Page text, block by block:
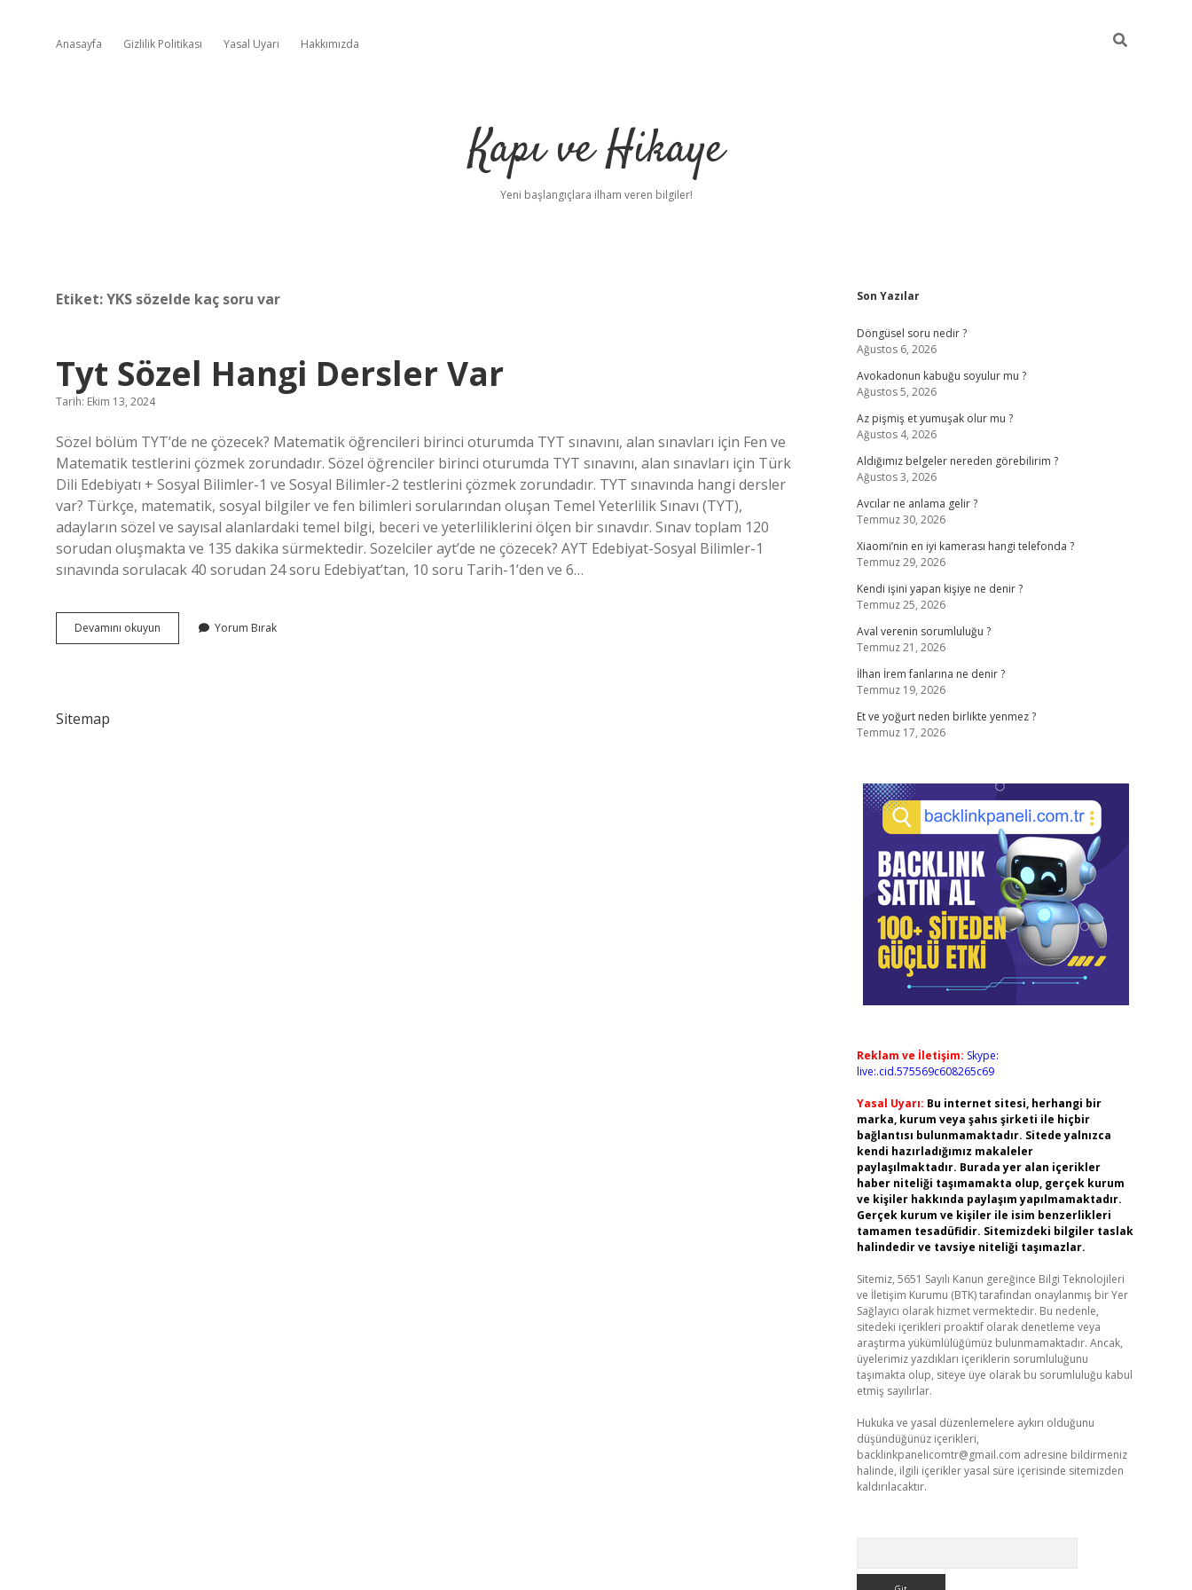
Anasayfa Gizlilik Politikası Yasal Uyarı Hakkımızda
Kapı ve Hikaye
Yeni başlangıçlara ilham veren bilgiler!
Etiket:YKS sözelde kaç soru var
Tyt Sözel Hangi Dersler Var
Tarih: Ekim 13, 2024
Sözel bölüm TYT’de ne çözecek? Matematik öğrencileri birinci oturumda TYT sınavını, alan sınavları için Fen ve
Matematik testlerini çözmek zorundadır. Sözel öğrenciler birinci oturumda TYT sınavını, alan sınavları için Türk
Dili Edebiyatı + Sosyal Bilimler-1 ve Sosyal Bilimler-2 testlerini çözmek zorundadır. TYT sınavında hangi dersler
var? Türkçe, matematik, sosyal bilgiler ve fen bilimleri sorularından oluşan Temel Yeterlilik Sınavı (TYT),
adayların sözel ve sayısal alanlardaki temel bilgi, beceri ve yeterliliklerini ölçen bir sınavdır. Sınav toplam 120
sorudan oluşmakta ve 135 dakika sürmektedir. Sozelciler ayt’de ne çözecek? AYT Edebiyat-Sosyal Bilimler-1
sınavında sorulacak 40 sorudan 24 soru Edebiyat’tan, 10 soru Tarih-1’den ve 6…
Devamını okuyun
Sözel
Yorum Bırak
Sitemap
Sidebar
Son Yazılar
Döngüsel soru nedir ?
Ağustos 6, 2026
Avokadonun kabuğu soyulur mu ?
Ağustos 5, 2026
Az pişmiş et yumuşak olur mu ?
Ağustos 4, 2026
Aldığımız belgeler nereden görebilirim ?
Ağustos 3, 2026
Avcılar ne anlama gelir ?
Temmuz 30, 2026
Xiaomi’nin en iyi kamerası hangi telefonda ?
Temmuz 29, 2026
Kendi işini yapan kişiye ne denir ?
Temmuz 25, 2026
Aval verenin sorumluluğu ?
Temmuz 21, 2026
İlhan İrem fanlarına ne denir ?
Temmuz 19, 2026
Et ve yoğurt neden birlikte yenmez ?
Temmuz 17, 2026
Reklam ve İletişim: Skype:
live:.cid.575569c608265c69
Yasal Uyarı: Bu internet sitesi, herhangi bir
marka, kurum veya şahıs şirketi ile hiçbir
bağlantısı bulunmamaktadır. Sitede yalnızca
kendi hazırladığımız makaleler
paylaşılmaktadır. Burada yer alan içerikler
haber niteliği taşımamakta olup, gerçek kurum
ve kişiler hakkında paylaşım yapılmamaktadır.
Gerçek kurum ve kişiler ile isim benzerlikleri
tamamen tesadüfidir. Sitemizdeki bilgiler taslak
halindedir ve tavsiye niteliği taşımazlar.
Sitemiz, 5651 Sayılı Kanun gereğince Bilgi Teknolojileri
ve İletişim Kurumu (BTK) tarafından onaylanmış bir Yer
Sağlayıcı olarak hizmet vermektedir. Bu nedenle,
sitedeki içerikleri proaktif olarak denetleme veya
araştırma yükümlülüğümüz bulunmamaktadır. Ancak,
üyelerimiz yazdıkları içeriklerin sorumluluğunu
taşımakta olup, siteye üye olarak bu sorumluluğu kabul
etmiş sayılırlar.
Hukuka ve yasal düzenlemelere aykırı olduğunu
düşündüğünüz içerikleri,
backlinkpanelicomtr@gmail.com adresine bildirmeniz
halinde, ilgili içerikler yasal süre içerisinde sitemizden
kaldırılacaktır.